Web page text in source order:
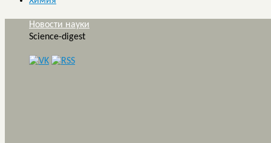
Новости науки
Science-digest